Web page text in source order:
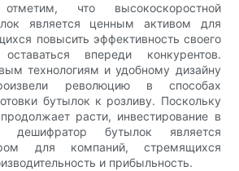
что высокоскоростной
является ценным активом для
повысить эффективность своего
впереди конкурентов.
технологиям и удобному дизайну
революцию в способах
бутылок к розливу. Поскольку
расти, инвестирование в
дешифратор бутылок является
для компаний, стремящихся
и прибыльность.